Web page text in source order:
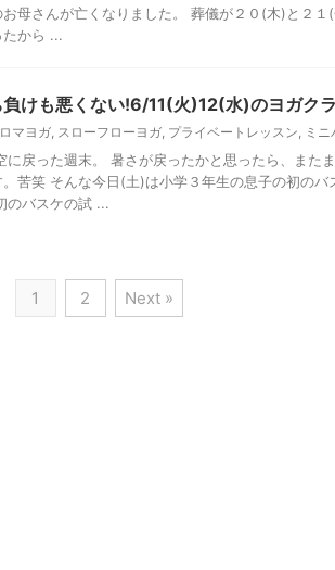
母さんが亡くなりました。 葬儀が２０(木)と２
たから ...
けも悪くない!6/11(火)12(水)のヨガク
マヨガ, スローフローヨガ, プライベートレッスン, ミニ
に戻った週末。 暑さが戻ったかと思ったら、またま
苦笑 そんな今日(土)は小学３年生の息子の初のバ
のバスケの試 ...
1 2 Next »